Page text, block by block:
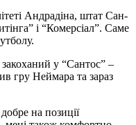
Андрадіна, штат Сан-
і “Комерсіал”. Саме
у “Сантос” –
гру Неймара та зараз
на позиції